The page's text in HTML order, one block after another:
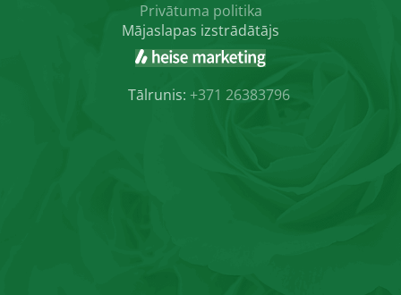
Privātuma politika
Mājaslapas izstrādātājs
Tālrunis: +371 26383796